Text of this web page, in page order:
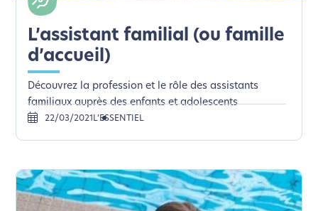
L’assistant familial (ou famille
d’accueil)
Découvrez la profession et le rôle des assistants
familiaux auprès des enfants et adolescents
22/03/2021L’ESSENTIEL